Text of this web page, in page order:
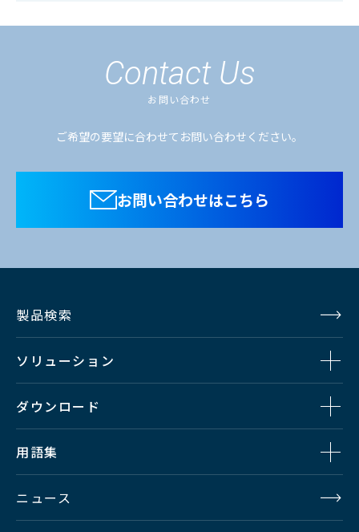
Contact Us
お問い合わせ
ご希望の要望に合わせてお問い合わせください。
お問い合わせはこちら
製品検索
ソリューション
ダウンロード
用語集
ニュース